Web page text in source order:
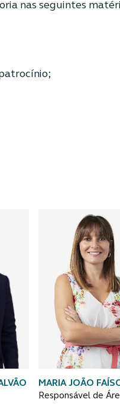
nas seguintes
MARIA JOÃO
Responsável de